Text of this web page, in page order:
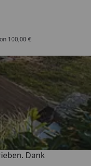
100,00 €
Ware passt
Dank